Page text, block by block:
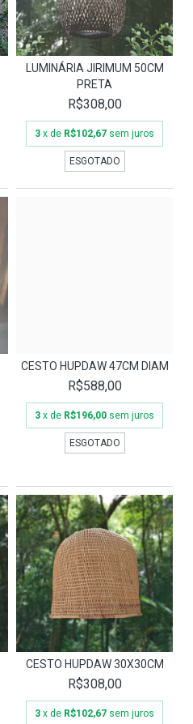
LUMINÁRIA JIRIMUM 50CM
PRETA
R$308,00
3 x de R$102,67 sem juros
ESGOTADO
CESTO HUPDAW 47CM DIAM
R$588,00
3 x de R$196,00 sem juros
ESGOTADO
CESTO HUPDAW 30X30CM
R$308,00
3 x de R$102,67 sem juros